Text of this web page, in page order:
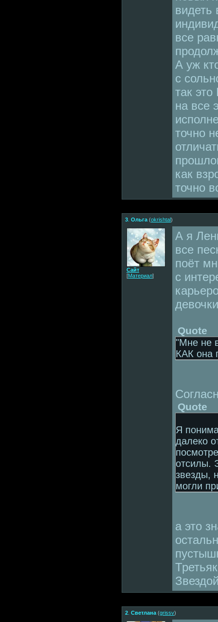
видеть
все
А уж
с
так
на все
точно
как
точно
3 Ольга (okrishtal)
Сайт
[Материал]
А я
все
поёт
с
Quote
"Мне не
КАК она
Quote
Я
далеко
отсилы.
звезды,
могли
а это
2 Светлана (grissv)